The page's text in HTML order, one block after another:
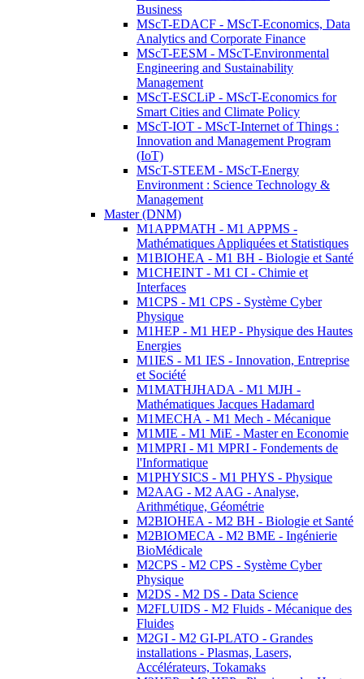
Business
MScT-EDACF - MScT-Economics, Data
Analytics and Corporate Finance
MScT-EESM - MScT-Environmental
Engineering and Sustainability
Management
MScT-ESCLiP - MScT-Economics for
Smart Cities and Climate Policy
MScT-IOT - MScT-Internet of Things :
Innovation and Management Program
(IoT)
MScT-STEEM - MScT-Energy
Environment : Science Technology &
Management
Master (DNM)
M1APPMATH - M1 APPMS -
Mathématiques Appliquées et Statistiques
M1BIOHEA - M1 BH - Biologie et Santé
M1CHEINT - M1 CI - Chimie et
Interfaces
M1CPS - M1 CPS - Système Cyber
Physique
M1HEP - M1 HEP - Physique des Hautes
Energies
M1IES - M1 IES - Innovation, Entreprise
et Société
M1MATHJHADA - M1 MJH -
Mathématiques Jacques Hadamard
M1MECHA - M1 Mech - Mécanique
M1MIE - M1 MiE - Master en Economie
M1MPRI - M1 MPRI - Fondements de
l'Informatique
M1PHYSICS - M1 PHYS - Physique
M2AAG - M2 AAG - Analyse,
Arithmétique, Géométrie
M2BIOHEA - M2 BH - Biologie et Santé
M2BIOMECA - M2 BME - Ingénierie
BioMédicale
M2CPS - M2 CPS - Système Cyber
Physique
M2DS - M2 DS - Data Science
M2FLUIDS - M2 Fluids - Mécanique des
Fluides
M2GI - M2 GI-PLATO - Grandes
installations - Plasmas, Lasers,
Accélérateurs, Tokamaks